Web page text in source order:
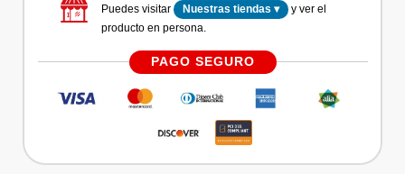
Puedes visitar Nuestras tiendas ▾
y ver el
producto en persona.
PAGO SEGURO